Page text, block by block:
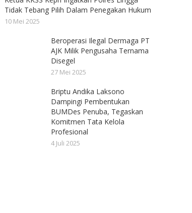
Tidak Tebang Pilih Dalam Penegakan Hukum
10 Mei 2025
Beroperasi Ilegal Dermaga PT
AJK Milik Pengusaha Ternama
Disegel
27 Mei 2025
Briptu Andika Laksono
Dampingi Pembentukan
BUMDes Penuba, Tegaskan
Komitmen Tata Kelola
Profesional
4 Juli 2025